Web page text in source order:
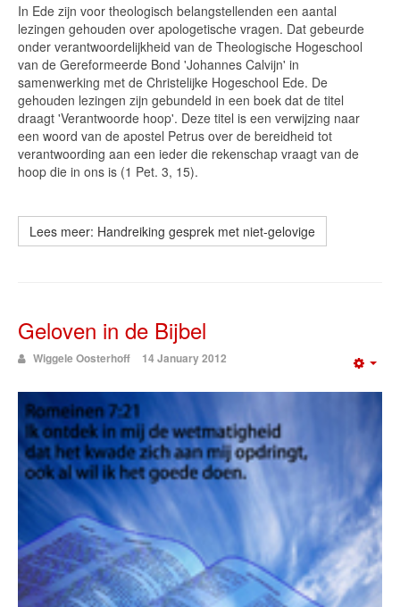
In Ede zijn voor theologisch belangstellenden een aantal
lezingen gehouden over apologetische vragen. Dat gebeurde
onder verantwoordelijkheid van de Theologische Hogeschool
van de Gereformeerde Bond 'Johannes Calvijn' in
samenwerking met de Christelijke Hogeschool Ede. De
gehouden lezingen zijn gebundeld in een boek dat de titel
draagt 'Verantwoorde hoop'. Deze titel is een verwijzing naar
een woord van de apostel Petrus over de bereidheid tot
verantwoording aan een ieder die rekenschap vraagt van de
hoop die in ons is (1 Pet. 3, 15).
Lees meer: Handreiking gesprek met niet-gelovige
Geloven in de Bijbel
Wiggele Oosterhoff 14 January 2012